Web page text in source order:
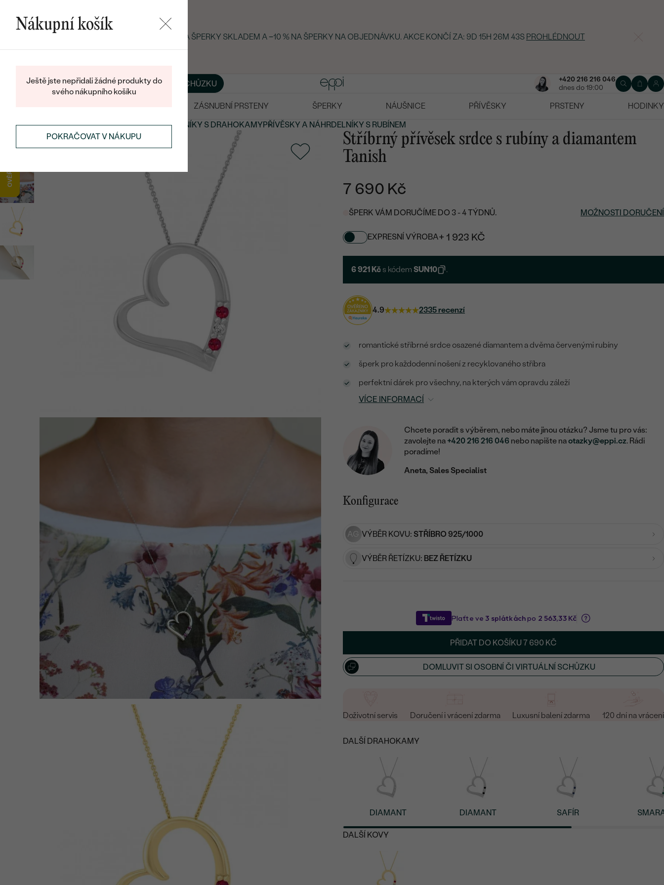
LETNÍ BLACK FRIDAY: −25 % NA ŠPERKY SKLADEM A −10 % NA ŠPERKY NA OBJEDNÁVKU. AKCE KONČÍ ZA: 9D 15H 26M 42S PROHLÉDNOUT
BLOGŠPERKY NA MÍRU DOMLUVIT SI SCHŮZKU
+420 216 216 046
dnes do 19:00
ZÁSNUBNÍ PRSTENY ŠPERKY NÁUŠNICE PŘÍVĚSKY PRSTENY
HODINKY
PŘÍVĚSKY A NÁHRDELNÍKYPŘÍVĚSKY A NÁHRDELNÍKY S DRAHOKAMYPŘÍVĚSKY A NÁHRDELNÍKY S RUBÍNEM
Stříbrný přívěsek srdce s rubíny a diamantem
Tanish
7 690 Kč
ŠPERK VÁM DORUČÍME DO 3 - 4 TÝDNŮ. MOŽNOSTI DORUČENÍ
EXPRESNÍ VÝROBA+ 1 923 KČ
6 921 Kč s kódemSUN10 .
4.9 2335 recenzí
romantické stříbrné srdce osazené diamantem a dvěma červenými rubíny
šperk pro každodenní nošení z recyklovaného stříbra
perfektní dárek pro všechny, na kterých vám opravdu záleží
VÍCE INFORMACÍ
Chcete poradit s výběrem, nebo máte jinou otázku? Jsme tu pro vás:
zavolejte na +420 216 216 046 nebo napište naotazky@eppi.cz. Rádi
poradíme!
Aneta, Sales Specialist
Konfigurace
AG VÝBĚR KOVU: STŘÍBRO 925/1000
VÝBĚR ŘETÍZKU: BEZ ŘETÍZKU
PŘIDAT DO KOŠÍKU7 690 KČ
DOMLUVIT SI OSOBNÍ ČI VIRTUÁLNÍ SCHŮZKU
Doživotní servis Doručení i vrácení zdarma Luxusní balení zdarma 120 dní na vrácení
DALŠÍ DRAHOKAMY
DIAMANT DIAMANT SAFÍR
DALŠÍ KOVY
Nákupní košík
Ještě jste nepřidali žádné produkty do
svého nákupního košíku
POKRAČOVAT V NÁKUPU